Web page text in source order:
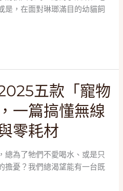
是，在面對琳瑯滿目的幼貓飼
五款「寵物
一篇搞懂無線
零耗材
總為了牠們不愛喝水、或是只
擔憂？我們總渴望能有一台既